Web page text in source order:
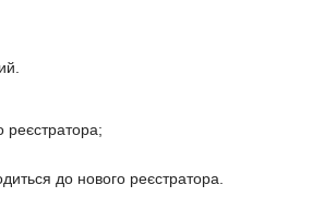
реєстратора;
до нового реєстратора.